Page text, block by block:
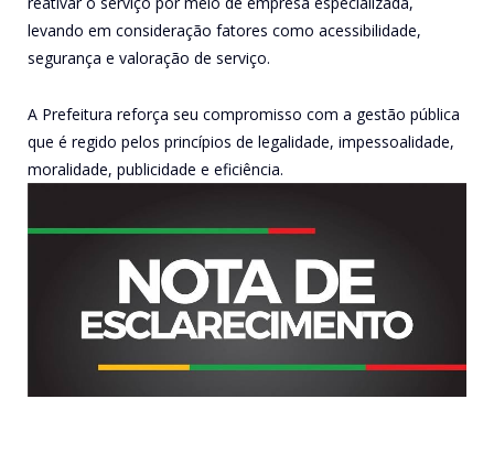
levando em consideração fatores como acessibilidade,
segurança e valoração de serviço.
A Prefeitura reforça seu compromisso com a gestão pública
que é regido pelos princípios de legalidade, impessoalidade,
moralidade, publicidade e eficiência.